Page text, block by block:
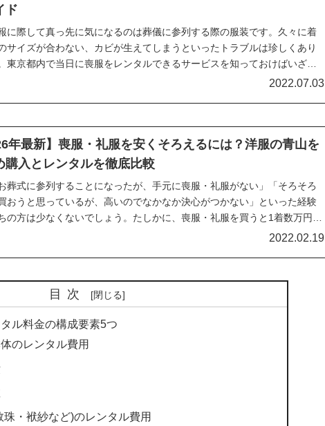
ド
に際して真っ先に気になるのは葬儀に参列する際の服装です。久々に着
サイズが合わない、カビが生えてしまうといったトラブルは珍しくあり
東京都内で当日に喪服をレンタルできるサービスを知っておけばいざと
2022.07.03
年最新】喪服・礼服を安くそろえるには？洋服の青山を
購入とレンタルを徹底比較
葬式に参列することになったが、手元に喪服・礼服がない」「そろそろ
おうと思っているが、高いのでなかなか決心がつかない」といった経験
の方は少なくないでしょう。たしかに、喪服・礼服を買うと1着数万円は
2022.02.19
目次
ル料金の構成要素5つ
のレンタル費用
・袱紗など)のレンタル費用